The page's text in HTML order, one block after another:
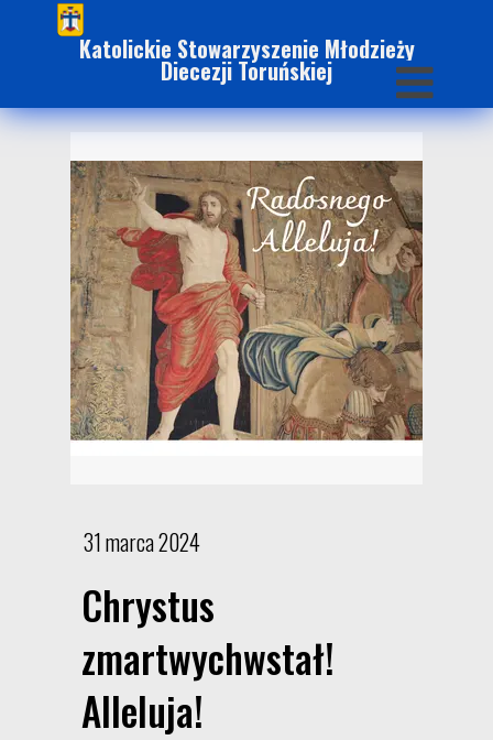
Katolickie Stowarzyszenie Młodzieży
Diecezji Toruńskiej
31 marca 2024
Chrystus
zmartwychwstał!
Alleluja!